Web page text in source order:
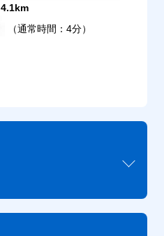
4.1km
（通常時間：4分）